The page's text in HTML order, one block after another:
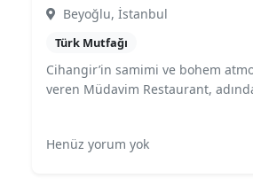
Beyoğlu, İstanbul
Türk Mutfağı
Cihangir’in samimi ve bohem
veren Müdavim Restaurant,
sıcak bir mekandır. Geleneksel
çeşitleri ve deniz ürünleriyle öne
Henüz yorum yok